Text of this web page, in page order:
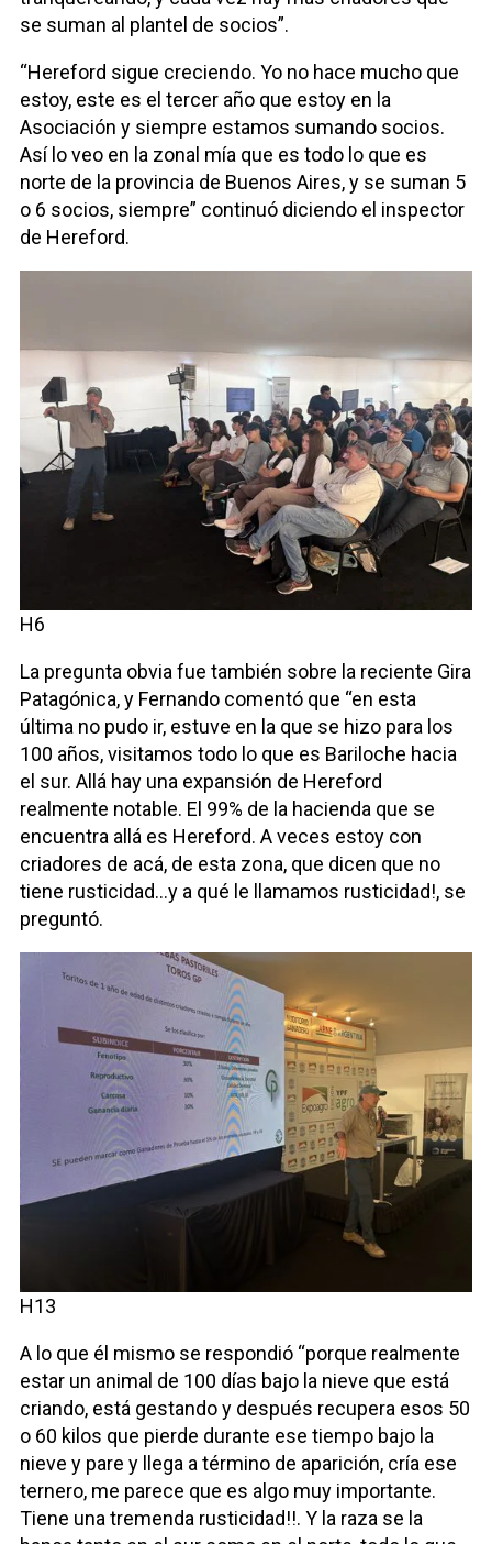
se suman al plantel de socios”.
“Hereford sigue creciendo. Yo no hace mucho que
estoy, este es el tercer año que estoy en la
Asociación y siempre estamos sumando socios.
Así lo veo en la zonal mía que es todo lo que es
norte de la provincia de Buenos Aires, y se suman 5
o 6 socios, siempre” continuó diciendo el inspector
de Hereford.
H6
La pregunta obvia fue también sobre la reciente Gira
Patagónica, y Fernando comentó que “en esta
última no pudo ir, estuve en la que se hizo para los
100 años, visitamos todo lo que es Bariloche hacia
el sur. Allá hay una expansión de Hereford
realmente notable. El 99% de la hacienda que se
encuentra allá es Hereford. A veces estoy con
criadores de acá, de esta zona, que dicen que no
tiene rusticidad…y a qué le llamamos rusticidad!, se
preguntó.
H13
A lo que él mismo se respondió “porque realmente
estar un animal de 100 días bajo la nieve que está
criando, está gestando y después recupera esos 50
o 60 kilos que pierde durante ese tiempo bajo la
nieve y pare y llega a término de aparición, cría ese
ternero, me parece que es algo muy importante.
Tiene una tremenda rusticidad!!. Y la raza se la